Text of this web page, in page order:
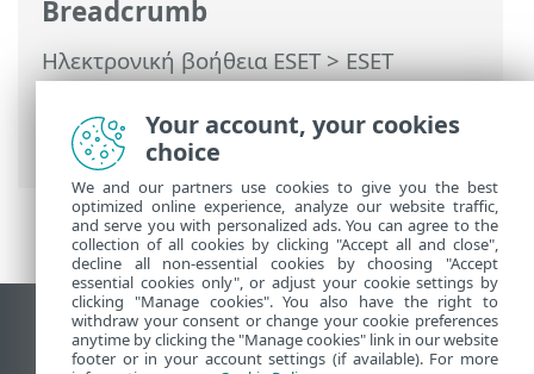
Breadcrumb
Ηλεκτρονική βοήθεια ESET>ESET
Endpoint Antivirus>Ρυθμίσεις για
προχωρημένους>Σαρώσεις> Σάρωση
συσκευής
Προβολή ιστότοπου επιφάνειας εργασίας
End of Life
Your account, your cookies
choice
We and our partners use cookies to give you the best
optimized online experience, analyze our website traffic,
and serve you with personalized ads. You can agree to the
collection of all cookies by clicking "Accept all and close",
decline all non-essential cookies by choosing "Accept
essential cookies only", or adjust your cookie settings by
clicking "Manage cookies". You also have the right to
withdraw your consent or change your cookie preferences
anytime by clicking the "Manage cookies" link in our website
footer or in your account settings (if available). For more